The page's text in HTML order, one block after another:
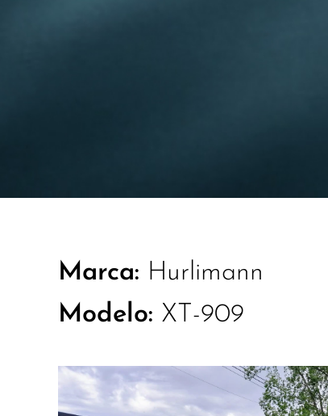
Marca: Hurlimann
Modelo: XT-909